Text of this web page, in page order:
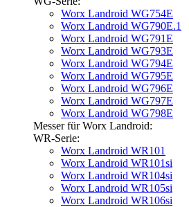
Worx Landroid WG754E
Worx Landroid WG790E.1
Worx Landroid WG791E
Worx Landroid WG793E
Worx Landroid WG794E
Worx Landroid WG795E
Worx Landroid WG796E
Worx Landroid WG797E
Worx Landroid WG798E
Messer für Worx Landroid:
WR-Serie:
Worx Landroid WR101
Worx Landroid WR101si
Worx Landroid WR104si
Worx Landroid WR105si
Worx Landroid WR106si